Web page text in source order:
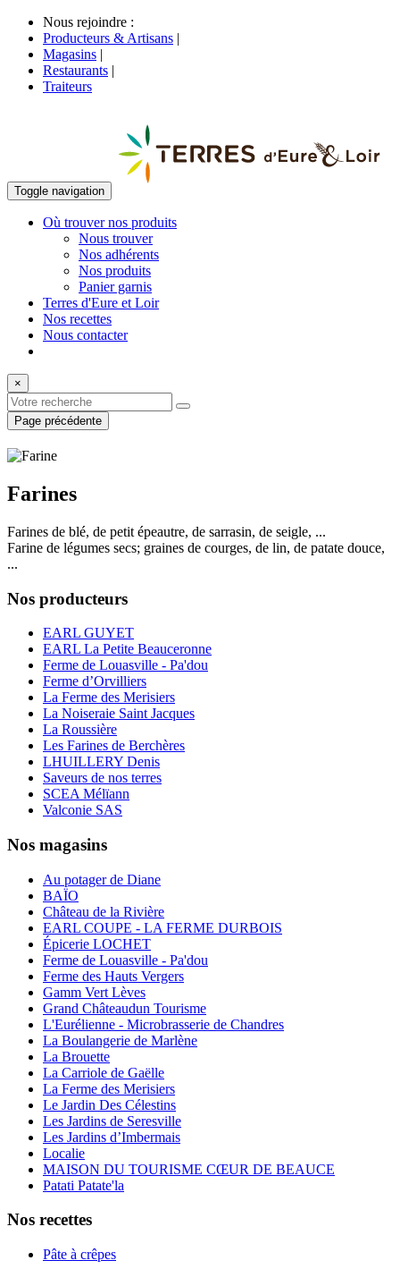
Nous rejoindre :
Producteurs & Artisans |
Magasins |
Restaurants |
Traiteurs
Toggle navigation
Où trouver nos produits
Nous trouver
Nos adhérents
Nos produits
Panier garnis
Terres d'Eure et Loir
Nos recettes
Nous contacter
×
Page précédente
Farines
Farines de blé, de petit épeautre, de sarrasin, de seigle, ...
Farine de légumes secs; graines de courges, de lin, de patate douce,
...
Nos producteurs
EARL GUYET
EARL La Petite Beauceronne
Ferme de Louasville - Pa'dou
Ferme d’Orvilliers
La Ferme des Merisiers
La Noiseraie Saint Jacques
La Roussière
Les Farines de Berchères
LHUILLERY Denis
Saveurs de nos terres
SCEA Mélïann
Valconie SAS
Nos magasins
Au potager de Diane
BAÏO
Château de la Rivière
EARL COUPE - LA FERME DURBOIS
Épicerie LOCHET
Ferme de Louasville - Pa'dou
Ferme des Hauts Vergers
Gamm Vert Lèves
Grand Châteaudun Tourisme
L'Eurélienne - Microbrasserie de Chandres
La Boulangerie de Marlène
La Brouette
La Carriole de Gaëlle
La Ferme des Merisiers
Le Jardin Des Célestins
Les Jardins de Seresville
Les Jardins d’Imbermais
Localie
MAISON DU TOURISME CŒUR DE BEAUCE
Patati Patate'la
Nos recettes
Pâte à crêpes